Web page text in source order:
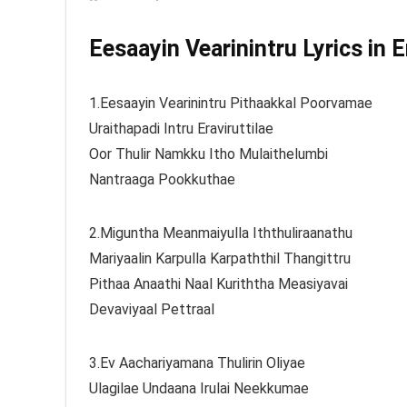
Eesaayin Vearinintru Lyrics in
1.Eesaayin Vearinintru Pithaakkal Poorvamae
Uraithapadi Intru Eraviruttilae
Oor Thulir Namkku Itho Mulaithelumbi
Nantraaga Pookkuthae
2.Miguntha Meanmaiyulla Iththuliraanathu
Mariyaalin Karpulla Karpaththil Thangittru
Pithaa Anaathi Naal Kuriththa Measiyavai
Devaviyaal Pettraal
3.Ev Aachariyamana Thulirin Oliyae
Ulagilae Undaana Irulai Neekkumae